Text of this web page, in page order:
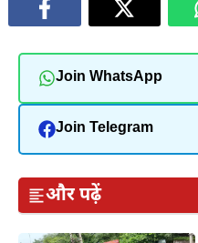
Join WhatsApp
Join Telegram
और पढ़ें